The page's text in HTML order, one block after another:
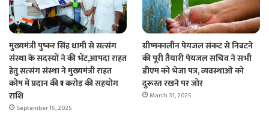
मुख्यमंत्री पुष्कर सिंह धामी से सत्संग
संस्था के सदस्यों ने की भेंट,आपदा राहत
हेतु सत्संग संस्था ने मुख्यमंत्री राहत
कोष में प्रदान की ₹1 करोड़ की सहयोग
राशि
September 15, 2025
ग्रीष्मकालीन पेयजल संकट से निबटने
की पूरी तैयारी पेयजल सचिव ने सभी
डीएम को भेजा पत्र, व्यवस्थाओं को
दुरूस्त रखने पर जोर
March 31, 2025